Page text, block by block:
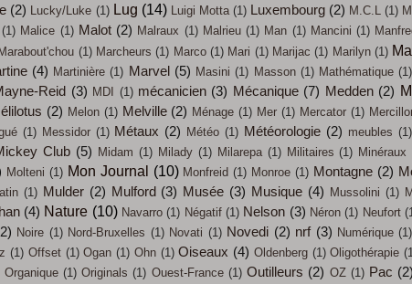
(2) Lucky/Luke (1) Lug (14) Luigi Motta (1) Luxembourg (2) M.C.L (1)
(1) Malice (1) Malot (2) Malraux (1) Malrieu (1) Man (1) Mancini (1)
Marabout'chou (1) Marcheurs (1) Marco (1) Mari (1) Marijac (1) Marilyn (1)
(4) Martinière (1) Marvel (5) Masini (1) Masson (1) Mathématique (1)
Reid (3) MDI (1) mécanicien (3) Mécanique (7) Medden (2)
(2) Melon (1) Melville (2) Ménage (1) Mer (1) Mercator (1)
(1) Messidor (1) Métaux (2) Météo (1) Météorologie (2) meubles (1)
Club (5) Midam (1) Milady (1) Milarepa (1) Militaires (1) Minéraux
Molteni (1) Mon Journal (10) Monfreid (1) Monroe (1) Montagne (2)
(1) Mulder (2) Mulford (3) Musée (3) Musique (4) Mussolini (1)
(4) Nature (10) Navarro (1) Négatif (1) Nelson (3) Néron (1) Neufort
Noire (1) Nord-Bruxelles (1) Novati (1) Novedi (2) nrf (3) Numérique (1)
(1) Offset (1) Ogan (1) Ohn (1) Oiseaux (4) Oldenberg (1) Oligothérapie
Organique (1) Originals (1) Ouest-France (1) Outilleurs (2) OZ (1) Pac (2)